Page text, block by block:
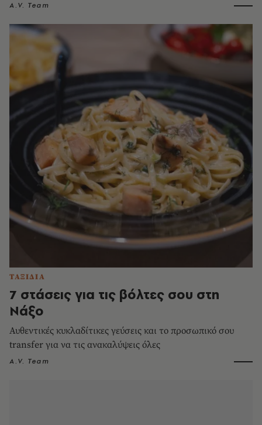
A.V. Team
ΤΑΞΙΔΙΑ
7 στάσεις για τις βόλτες σου στη
Νάξο
Αυθεντικές κυκλαδίτικες γεύσεις και το προσωπικό σου
transfer για να τις ανακαλύψεις όλες
A.V. Team